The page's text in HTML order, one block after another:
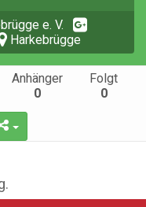
e. V.
Harkebrügge
Anhänger
0
Folgt
0